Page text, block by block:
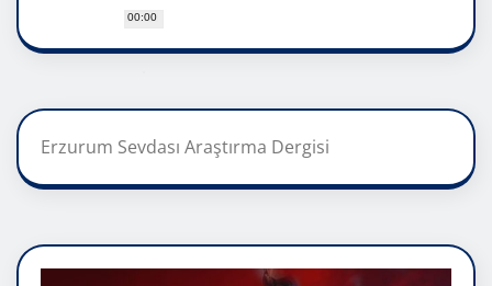
00:00
Erzurum Sevdası Araştırma Dergisi